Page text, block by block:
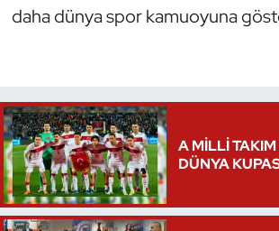
daha dünya spor kamuoyuna
A MİLLİ
DÜNYA
Vücut Geliştirme Fitness
Wushu Kungfu
Yelken